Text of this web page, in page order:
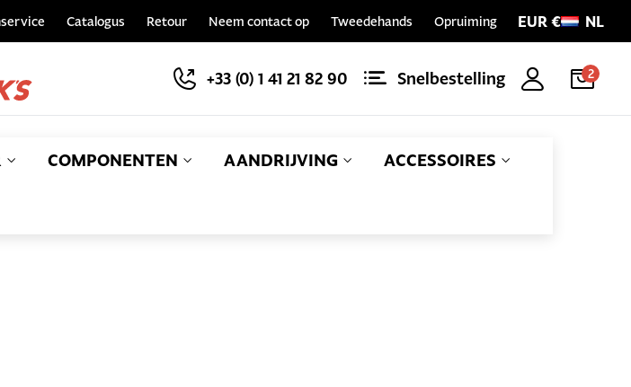
Catalogus Retour Neem contact op Tweedehands Opruiming EUR € NL
+33 (0) 1 41 21 82 90 Snelbestelling 2
COMPONENTEN AANDRIJVING ACCESSOIRES